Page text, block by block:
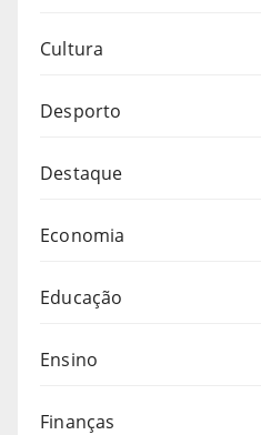
Cultura
Desporto
Destaque
Economia
Educação
Ensino
Finanças